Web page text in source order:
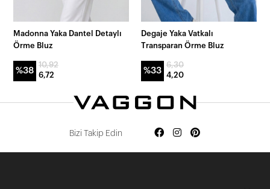
Madonna Yaka Dantel Detaylı
Örme Bluz
%38
10,92
6,72
Degaje Yaka Vatkalı
Transparan Örme Bluz
%33
6,30
4,20
Bizi Takip Edin